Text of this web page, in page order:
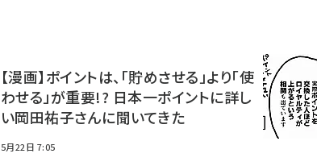
【漫画】ポイントは、「貯めさせる」より「使
わせる」が重要!? 日本一ポイントに詳し
い岡田祐子さんに聞いてきた
5月22日 7:05